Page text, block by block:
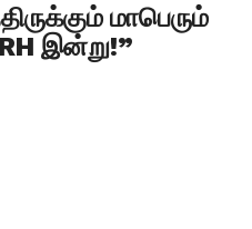
மாபெரும்
இன்று!”